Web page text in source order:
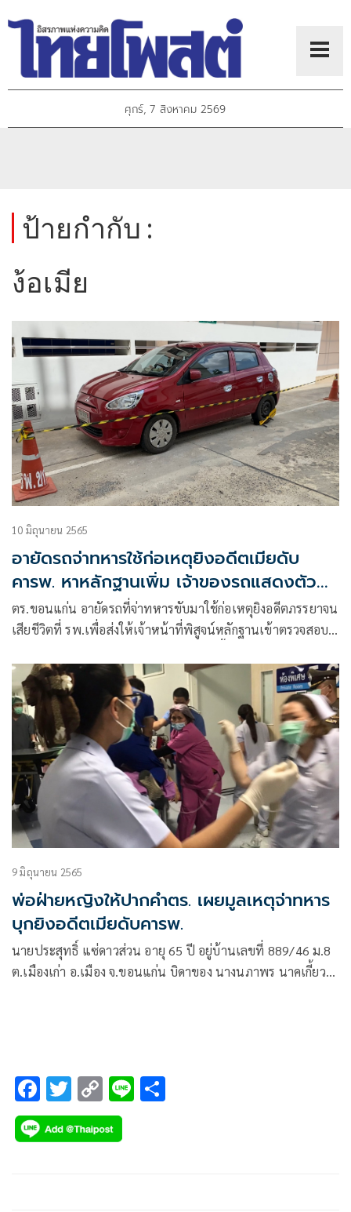
ศุกร์, 7 สิงหาคม 2569
ป้ายกำกับ :
ง้อเมีย
10 มิถุนายน 2565
อายัดรถจ่าทหารใช้ก่อเหตุยิงอดีตเมียดับ
คารพ. หาหลักฐานเพิ่ม เจ้าของรถแสดงตัว
แล้ว
ตร.ขอนแก่น อายัดรถที่จ่าทหารขับมาใช้ก่อเหตุยิงอดีตภรรยาจน
เสียชีวิตที่ รพ.เพื่อส่งให้เจ้าหน้าที่พิสูจน์หลักฐานเข้าตรวจสอบ
รถไปแล้ว โดยไม่เปิดเผยข้อมูลใดๆว่าทำไมรถไปอยู่กับผู้ก่อเหตุ
9 มิถุนายน 2565
พ่อฝ่ายหญิงให้ปากคำตร. เผยมูลเหตุจ่าทหาร
บุกยิงอดีตเมียดับคารพ.
นายประสุทธิ์ แซ่ดาวส่วน อายุ 65 ปี อยู่บ้านเลขที่ 889/46 ม.8
ต.เมืองเก่า อ.เมือง จ.ขอนแก่น บิดาของ นางนภาพร นาคเกี้ยว
F
ac
e
T
wi
tt
C
o
p
Li